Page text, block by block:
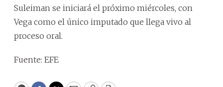
Suleiman se iniciará el próximo miércoles, con
Vega como el único imputado que llega vivo al
proceso oral.
Fuente: EFE